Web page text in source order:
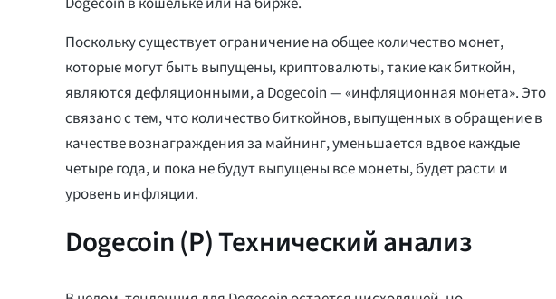
Поскольку существует ограничение на общее количество монет,
которые могут быть выпущены, криптовалюты, такие как биткойн,
являются дефляционными, а Dogecoin — «инфляционная монета». Это
связано с тем, что количество биткойнов, выпущенных в обращение в
качестве вознаграждения за майнинг, уменьшается вдвое каждые
четыре года, и пока не будут выпущены все монеты, будет расти и
уровень инфляции.
Dogecoin (Р) Технический анализ